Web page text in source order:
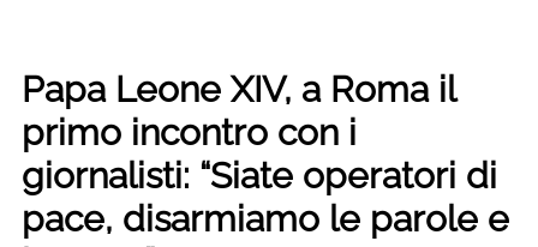
Papa Leone XIV, a Roma il
primo incontro con i
giornalisti: “Siate operatori di
pace, disarmiamo le parole e